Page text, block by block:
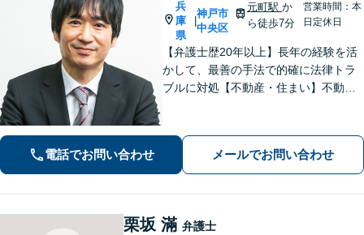
兵
庫
県
神戸市
中央区
元町駅 か
ら徒歩7分
営業時間：本
日定休日
【弁護士歴20年以上】長年の経験を活
かして、最善の手法で的確に法律トラ
ブルに対処【不動産・住まい】不動産
携してワンストップで解決【夜間・休
日相談可】【元町駅7分】
電話でお問い合わせ メールでお問い合わせ
栗坂 滿 弁護士